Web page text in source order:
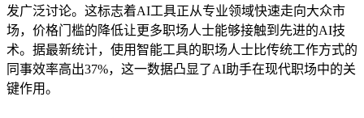
发广泛讨论。这标志着AI工具正从专业领域快速走向大众市
场，价格门槛的降低让更多职场人士能够接触到先进的AI技
术。据最新统计，使用智能工具的职场人士比传统工作方式的
同事效率高出37%，这一数据凸显了AI助手在现代职场中的关
键作用。